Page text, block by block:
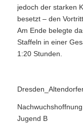
jedoch der starken
besetzt – den
Am Ende belegte
Staffeln in einer
1:20 Stunden.
Jugend B